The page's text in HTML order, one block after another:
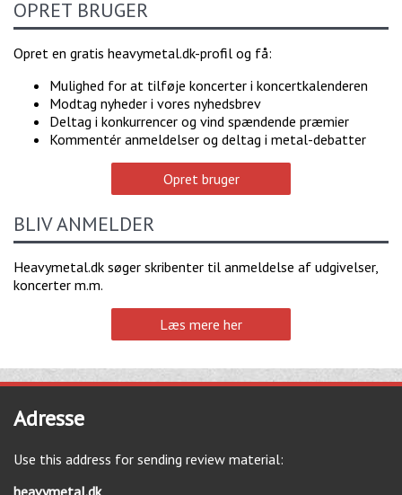
OPRET BRUGER
Opret en gratis heavymetal.dk-profil og få:
Mulighed for at tilføje koncerter i koncertkalenderen
Modtag nyheder i vores nyhedsbrev
Deltag i konkurrencer og vind spændende præmier
Kommentér anmeldelser og deltag i metal-debatter
Opret bruger
BLIV ANMELDER
Heavymetal.dk søger skribenter til anmeldelse af udgivelser,
koncerter m.m.
Læs mere her
Adresse
Use this address for sending review material: